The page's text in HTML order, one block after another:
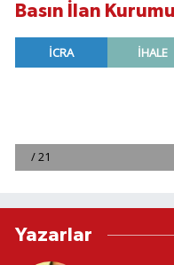
Basın İlan Kurumu
Yazarlar